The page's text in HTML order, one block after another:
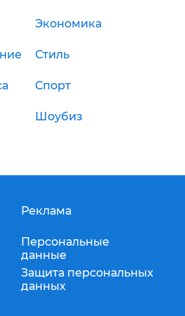
Экономика
Стиль
Спорт
Шоубиз
Реклама
Персональные
данные
Защита персональных
данных